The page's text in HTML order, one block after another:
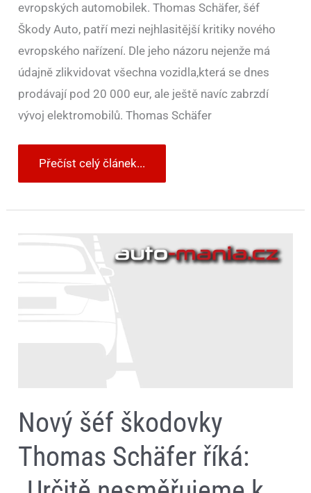
evropských automobilek. Thomas Schäfer, šéf
Škody Auto, patří mezi nejhlasitější kritiky nového
evropského nařízení. Dle jeho názoru nejenže má
údajně zlikvidovat všechna vozidla,která se dnes
prodávají pod 20 000 eur, ale ještě navíc zabrzdí
vývoj elektromobilů. Thomas Schäfer
Přečíst celý článek...
Nový šéf škodovky
Thomas Schäfer říká:
nesměřujeme
značkou.“